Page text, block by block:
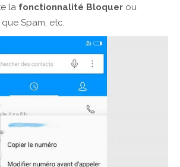
la fonctionnalité Bloquer ou
Spam, etc.